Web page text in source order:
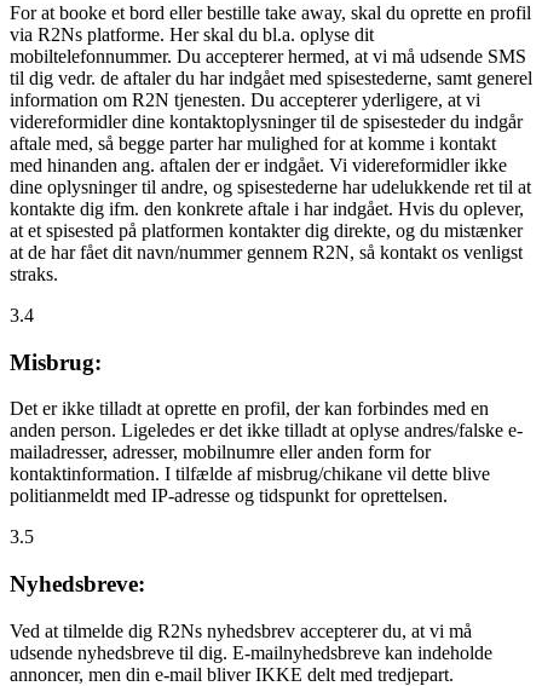
For at booke et bord eller bestille take away, skal du oprette en profil
via R2Ns platforme. Her skal du bl.a. oplyse dit
mobiltelefonnummer. Du accepterer hermed, at vi må udsende SMS
til dig vedr. de aftaler du har indgået med spisestederne, samt generel
information om R2N tjenesten. Du accepterer yderligere, at vi
videreformidler dine kontaktoplysninger til de spisesteder du indgår
aftale med, så begge parter har mulighed for at komme i kontakt
med hinanden ang. aftalen der er indgået. Vi videreformidler ikke
dine oplysninger til andre, og spisestederne har udelukkende ret til at
kontakte dig ifm. den konkrete aftale i har indgået. Hvis du oplever,
at et spisested på platformen kontakter dig direkte, og du mistænker
at de har fået dit navn/nummer gennem R2N, så kontakt os venligst
straks.
3.4
Misbrug:
Det er ikke tilladt at oprette en profil, der kan forbindes med en
anden person. Ligeledes er det ikke tilladt at oplyse andres/falske e-
mailadresser, adresser, mobilnumre eller anden form for
kontaktinformation. I tilfælde af misbrug/chikane vil dette blive
politianmeldt med IP-adresse og tidspunkt for oprettelsen.
3.5
Nyhedsbreve:
Ved at tilmelde dig R2Ns nyhedsbrev accepterer du, at vi må
udsende nyhedsbreve til dig. E-mailnyhedsbreve kan indeholde
annoncer, men din e-mail bliver IKKE delt med tredjepart.